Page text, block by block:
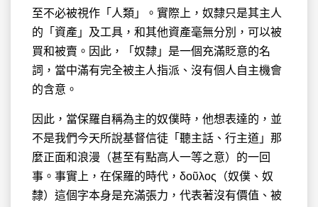
至不必被視作「人類」。實際上，奴隸只是其主人
的「資產」及工具，和其他資產毫無分別，可以被
買和被賣。因此，「奴隸」是一個充滿貶意的名
詞，當中滿有完全被主人指派、沒有個人自主機會
的含意。
因此，當保羅自稱為主的奴僕時，他想表達的，並
不是我們今天所說基督信徒「聽主話、行主道」那
麼正面和浪漫（甚至有點高人一等之意）的一回
事。事實上，在保羅的時代，δοῦλος（奴僕、奴
隸）這個字本身是充滿張力，代表著沒有價值、被